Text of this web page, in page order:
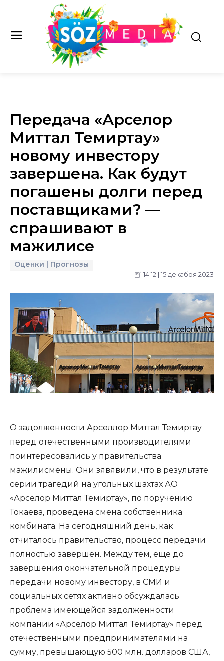
Передача «Арселор
Миттал Темиртау»
новому инвестору
завершена. Как будут
погашены долги перед
поставщиками? —
спрашивают в
мажилисе
Оценки | Прогнозы
14:12 | 15 декабря 2023
О задолженности Арселлор Миттал Темиртау
перед отечественными производителями
поинтересовались у правительства
мажилисмены. Они зявявили, что в результате
серии трагедий на угольных шахтах АО
«Арселор Миттал Темиртау», по поручению
Токаева, проведена смена собственника
комбината. На сегодняшний день, как
отчиталось правительство, процесс передачи
полностью завершен. Между тем, еще до
завершения окончательной процедуры
передачи новому инвестору, в СМИ и
социальных сетях активно обсуждалась
проблема имеющейся задолженности
компании «Арселор Миттал Темиртау» перед
отечественными предпринимателями на
сумму, превышающую 500 млн. долларов США,